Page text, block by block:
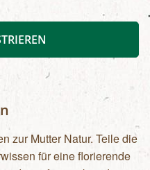
zur Mutter Natur. Teile die
für eine florierende